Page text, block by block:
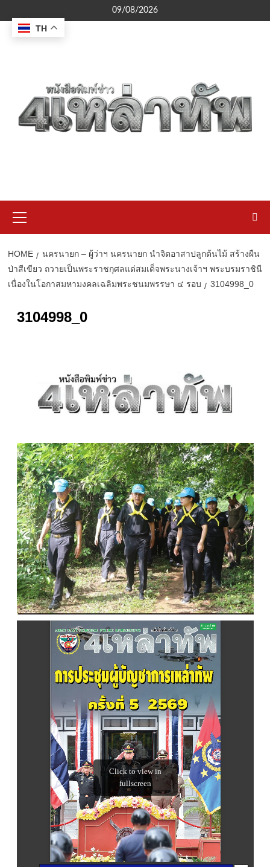
to
content
09/08/2026
Menu
HOME
นครนายก – ผู้ว่าฯ นครนายก นำจิตอาสาปลูกต้นไม้ สร้างผืน
ป่าสีเขียว ถวายเป็นพระราชกุศลแด่สมเด็จพระนางเจ้าฯ พระบรมราชินี
เนื่องในโอกาสมหามงคลเฉลิมพระชนมพรรษา ๔ รอบ
3104998_0
3104998_0
TH